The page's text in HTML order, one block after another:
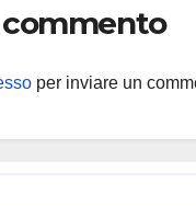
commento
per inviare un